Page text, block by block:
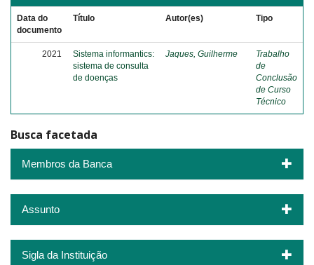
Data do
documento
Título Autor(es) Tipo
2021
Sistema informantics:
sistema de consulta
de doenças
Jaques, Guilherme
Trabalho
de
Conclusão
de Curso
Técnico
Busca facetada
Membros da Banca
Assunto
Sigla da Instituição